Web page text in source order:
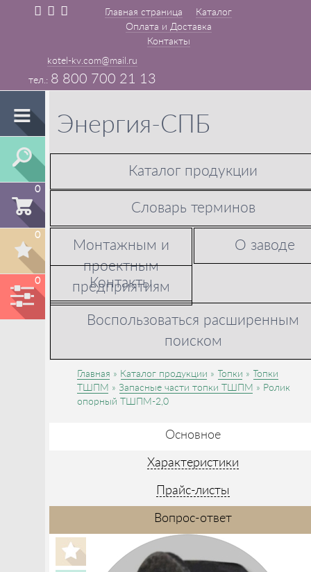
Главная страница
Каталог
Оплата и Доставка
Контакты
kotel-kv.com@mail.ru
8 800 700 21 13
0
0
0
Энергия-СПБ
Каталог продукции
Словарь терминов
Монтажным и
проектным
предприятиям
О заводе
Контакты
Воспользоваться расширенным
поиском
Главная Каталог продукции Топки
Топки
ТШПМ
Запасные части топки ТШПМ
Ролик
опорный ТШПМ-2,0
Основное
Характеристики
Прайс-листы
Вопрос-ответ